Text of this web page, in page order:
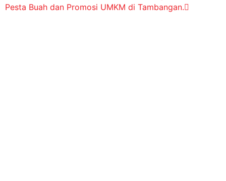
Pesta Buah dan Promosi UMKM di Tambangan.